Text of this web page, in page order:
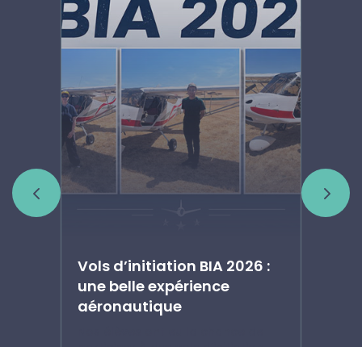
Vols d’initiation BIA 2026 :
une belle expérience
aéronautique